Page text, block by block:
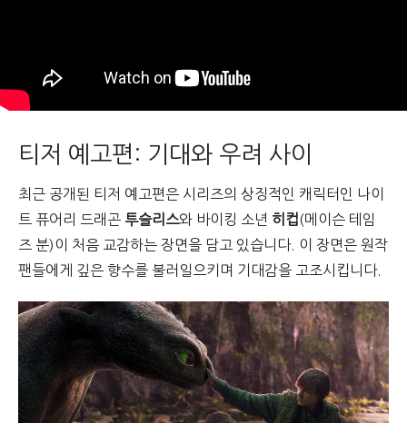
티저 예고편: 기대와 우려 사이
최근 공개된 티저 예고편은 시리즈의 상징적인 캐릭터인 나이
트 퓨어리 드래곤 투슬리스와 바이킹 소년 히컵(메이슨 테임
즈 분)이 처음 교감하는 장면을 담고 있습니다. 이 장면은 원작
팬들에게 깊은 향수를 불러일으키며 기대감을 고조시킵니다.